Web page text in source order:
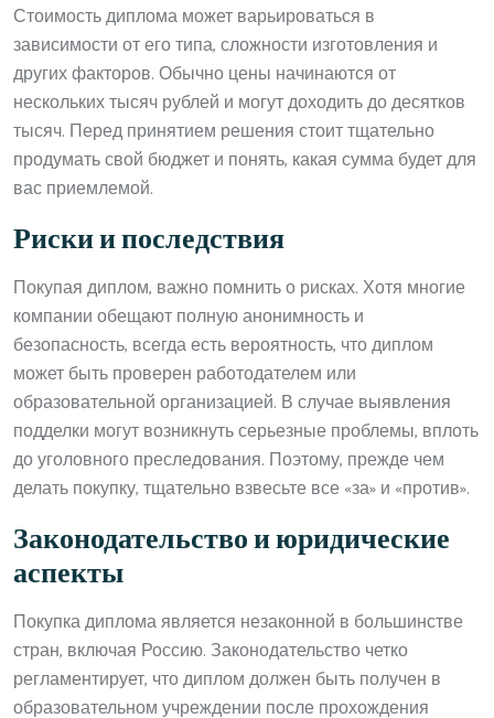
Стоимость диплома может варьироваться в
зависимости от его типа, сложности изготовления и
других факторов. Обычно цены начинаются от
нескольких тысяч рублей и могут доходить до десятков
тысяч. Перед принятием решения стоит тщательно
продумать свой бюджет и понять, какая сумма будет для
вас приемлемой.
Риски и последствия
Покупая диплом, важно помнить о рисках. Хотя многие
компании обещают полную анонимность и
безопасность, всегда есть вероятность, что диплом
может быть проверен работодателем или
образовательной организацией. В случае выявления
подделки могут возникнуть серьезные проблемы, вплоть
до уголовного преследования. Поэтому, прежде чем
делать покупку, тщательно взвесьте все «за» и «против».
Законодательство и юридические
аспекты
Покупка диплома является незаконной в большинстве
стран, включая Россию. Законодательство четко
регламентирует, что диплом должен быть получен в
образовательном учреждении после прохождения